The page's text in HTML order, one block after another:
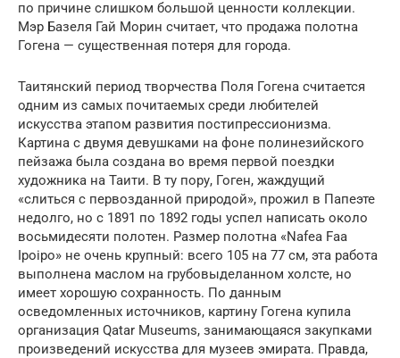
по причине слишком большой ценности коллекции.
Мэр Базеля Гай Морин считает, что продажа полотна
Гогена — существенная потеря для города.
Таитянский период творчества Поля Гогена считается
одним из самых почитаемых среди любителей
искусства этапом развития постипрессионизма.
Картина с двумя девушками на фоне полинезийского
пейзажа была создана во время первой поездки
художника на Таити. В ту пору, Гоген, жаждущий
«слиться с первозданной природой», прожил в Папеэте
недолго, но с 1891 по 1892 годы успел написать около
восьмидесяти полотен. Размер полотна «Nafea Faa
Ipoipo» не очень крупный: всего 105 на 77 см, эта работа
выполнена маслом на грубовыделанном холсте, но
имеет хорошую сохранность. По данным
осведомленных источников, картину Гогена купила
организация Qatar Museums, занимающаяся закупками
произведений искусства для музеев эмирата. Правда,